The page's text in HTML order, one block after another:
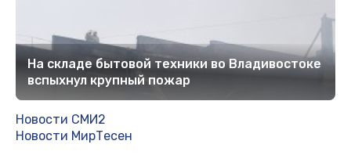
На складе бытовой техники во Владивостоке
вспыхнул крупный пожар
Новости СМИ2
Новости МирТесен